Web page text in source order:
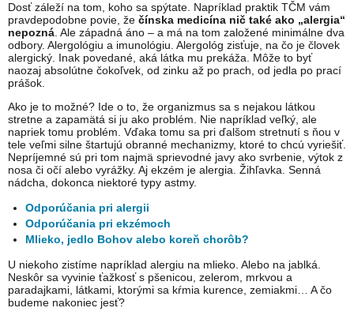
Dosť záleží na tom, koho sa spýtate. Napríklad praktik TČM vám
pravdepodobne povie, že čínska medicína nič také ako „alergia“
nepozná. Ale západná áno – a má na tom založené minimálne dva
odbory. Alergológiu a imunológiu. Alergológ zisťuje, na čo je človek
alergický. Inak povedané, aká látka mu prekáža. Môže to byť
naozaj absolútne čokoľvek, od zinku až po prach, od jedla po prací
prášok.
Ako je to možné? Ide o to, že organizmus sa s nejakou látkou
stretne a zapamätá si ju ako problém. Nie napríklad veľký, ale
napriek tomu problém. Vďaka tomu sa pri ďalšom stretnutí s ňou v
tele veľmi silne štartujú obranné mechanizmy, ktoré to chcú vyriešiť.
Nepríjemné sú pri tom najmä sprievodné javy ako svrbenie, výtok z
nosa či očí alebo vyrážky. Aj ekzém je alergia. Žihľavka. Senná
nádcha, dokonca niektoré typy astmy.
Odporúčania pri alergii
Odporúčania pri ekzémoch
Mlieko, jedlo Bohov alebo koreň chorôb?
U niekoho zistíme napríklad alergiu na mlieko. Alebo na jablká.
Neskôr sa vyvinie ťažkosť s pšenicou, zelerom, mrkvou a
paradajkami, látkami, ktorými sa kŕmia kurence, zemiakmi… A čo
budeme nakoniec jesť?